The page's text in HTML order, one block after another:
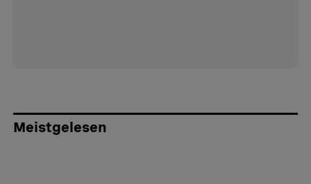
Meistgelesen